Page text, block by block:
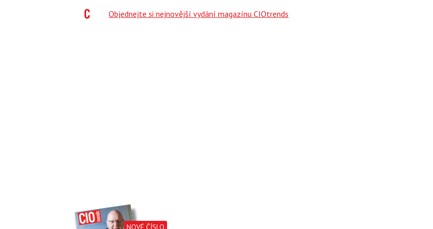
NOVÉ ČÍSLO
Objednejte si nejnovější vydání magazínu CIOtrends